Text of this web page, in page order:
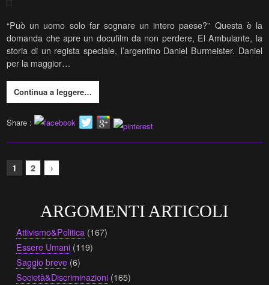
“Può un uomo solo far sognare un intero paese?” Questa è la
domanda che apre un docufilm da non perdere, El Ambulante, la
storia di un regista speciale, l’argentino Daniel Burmeister. Daniel
per la maggior…
Continua a leggere…
Share :
1 2 ›
ARGOMENTI ARTICOLI
Attivismo&Politica (167)
Essere Umani (119)
Saggio breve (6)
Società&Discriminazioni (165)